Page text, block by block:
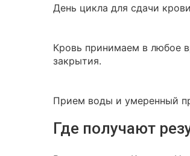
День цикла для сдачи
Кровь принимаем в любое
закрытия.
Прием воды и умеренный
Где получают